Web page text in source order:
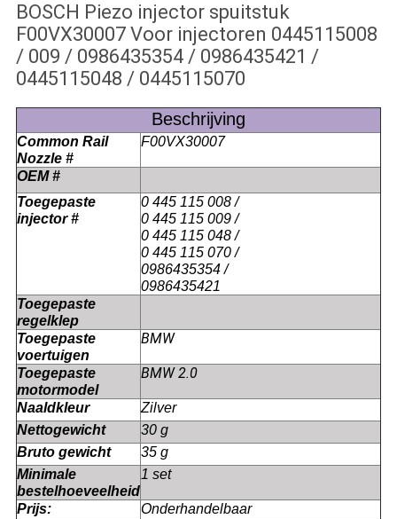
BOSCH Piezo injector spuitstuk
F00VX30007 Voor injectoren 0445115008
/ 009 / 0986435354 / 0986435421 /
0445115048 / 0445115070
Beschrijving
Common Rail
Nozzle #
F00VX30007
OEM #
Toegepaste
injector #
0 445 115 008 /
0 445 115 009 /
0 445 115 048 /
0 445 115 070 /
0986435354 /
0986435421
Toegepaste
regelklep
Toegepaste
voertuigen
BMW
Toegepaste
motormodel
BMW 2.0
Naaldkleur
Zilver
Nettogewicht
30 g
Bruto gewicht
35 g
Minimale
bestelhoeveelheid
1 set
Prijs:
Onderhandelbaar